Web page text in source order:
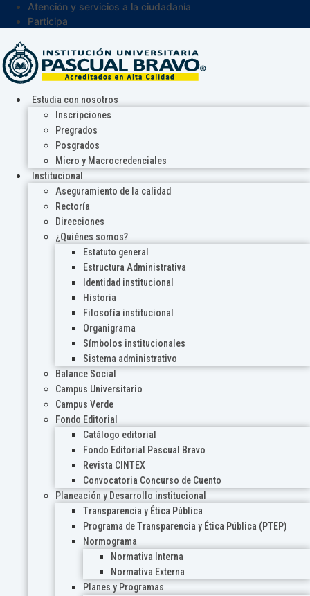
Atención y servicios a la ciudadanía
Participa
Estudia con nosotros
Inscripciones
Pregrados
Posgrados
Micro y Macrocredenciales
Institucional
Aseguramiento de la calidad
Rectoría
Direcciones
¿Quiénes somos?
Estatuto general
Estructura Administrativa
Identidad institucional
Historia
Filosofía institucional
Organigrama
Símbolos institucionales
Sistema administrativo
Balance Social
Campus Universitario
Campus Verde
Fondo Editorial
Catálogo editorial
Fondo Editorial Pascual Bravo
Revista CINTEX
Convocatoria Concurso de Cuento
Planeación y Desarrollo institucional
Transparencia y Ética Pública
Programa de Transparencia y Ética Pública (PTEP)
Normograma
Normativa Interna
Normativa Externa
Planes y Programas